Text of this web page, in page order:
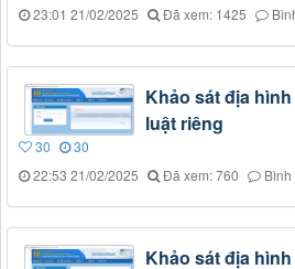
23:01 21/02/2025
Đã xem: 1425
Khảo sát địa
luật riêng
30
30
22:53 21/02/2025
Đã xem: 760 Bình
Khảo sát địa